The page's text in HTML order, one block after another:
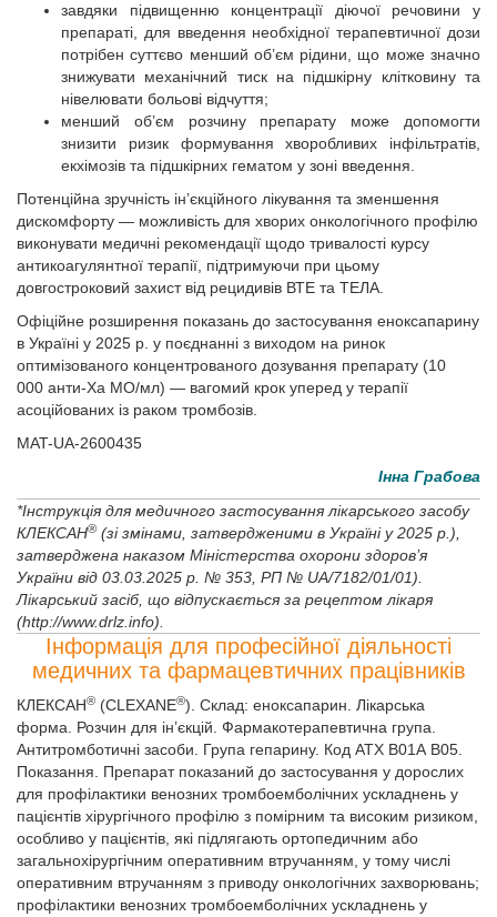
завдяки підвищенню концентрації діючої речовини у
препараті, для введення необхідної терапевтичної дози
потрібен суттєво менший об’єм рідини, що може значно
знижувати механічний тиск на підшкірну клітковину та
нівелювати больові відчуття;
менший об’єм розчину препарату може допомогти
знизити ризик формування хвороб­ливих інфільтратів,
екхімозів та підшкірних гематом у зоні введення.
Потенційна зручність ін’єкційного лікування та зменшення
дискомфорту — можливість для хворих онкологічного профілю
виконувати медичні рекомендації щодо тривалості курсу
антикоагулянтної терапії, підтримуючи при цьому
довгостроковий захист від рецидивів ВТЕ та ТЕЛА.
Офіційне розширення показань до застосування еноксапарину
в Україні у 2025 р. у поєднанні з виходом на ринок
оптимізованого концентрованого дозування препарату (10
000 анти-Xa МО/мл) — вагомий крок уперед у терапії
асоційованих із раком тромбозів.
MAT-UA-2600435
Інна Грабова
*Інструкція для медичного застосування лікарського засобу
КЛЕКСАН® (зі змінами, затвердженими в Україні у 2025 р.),
затверджена наказом Міністерства охорони здоров’я
України від 03.03.2025 р. № 353, РП № UA/7182/01/01).
Лікарський засіб, що відпускається за рецептом лікаря
(http://www.drlz.info).
Інформація для професійної діяльності
медичних та фармацевтичних працівників
КЛЕКСАН® (CLEXANE®). Склад: еноксапарин. Лікарська
форма. Розчин для ін’єкцій. Фармакотерапевтична група.
Антитромботичні засоби. Група гепарину. Код АТХ В01А В05.
Показання. Препарат показаний до застосування у дорослих
для профілактики венозних тромбоемболічних ускладнень у
пацієнтів хірургічного профілю з помірним та високим ризиком,
особливо у пацієнтів, які підлягають ортопедичним або
загальнохірургічним оперативним втручанням, у тому числі
оперативним втручанням з приводу онкологічних захворювань;
профілактики венозних тромбоемболічних ускладнень у